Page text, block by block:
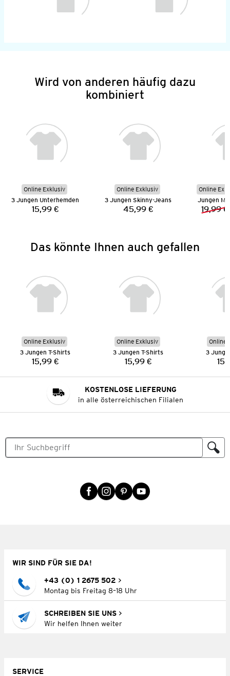
Wird von anderen häufig dazu
kombiniert
Online Exklusiv
3 Jungen Unterhemden
Preis:
15,99 €
Online Exklusiv
3 Jungen Skinny-Jeans
Preis:
45,99 €
Online
Jungen
19,99 €
Das könnte Ihnen auch gefallen
Online Exklusiv
3 Jungen T-Shirts
Preis:
15,99 €
Online Exklusiv
3 Jungen T-Shirts
Preis:
15,99 €
Online
3
KOSTENLOSE LIEFERUNG
in alle österreichischen Filialen
WIR SIND FÜR SIE DA!
+43 (0) 1 2675 502
Montag bis Freitag 8–18 Uhr
SCHREIBEN SIE UNS
Wir helfen Ihnen weiter
SERVICE